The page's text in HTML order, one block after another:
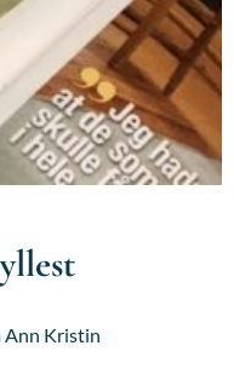
Ann Kristin